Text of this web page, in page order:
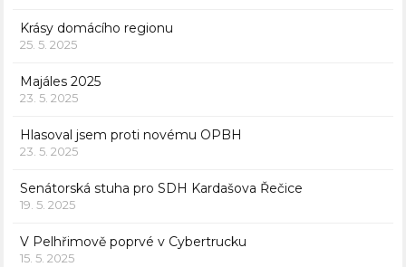
Krásy domácího regionu
25. 5. 2025
Majáles 2025
23. 5. 2025
Hlasoval jsem proti novému OPBH
23. 5. 2025
Senátorská stuha pro SDH Kardašova Řečice
19. 5. 2025
V Pelhřimově poprvé v Cybertrucku
15. 5. 2025